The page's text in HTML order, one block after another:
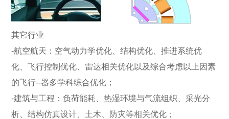
其它行业
-航空航天：空气动力学优化、结构优化、推进系统优
化、飞行控制优化、雷达相关优化以及综合考虑以上因素
的飞行--器多学科综合优化；
-建筑与工程：负荷能耗、热湿环境与气流组织、采光分
析、结构仿真设计、土木、防灾等相关优化；